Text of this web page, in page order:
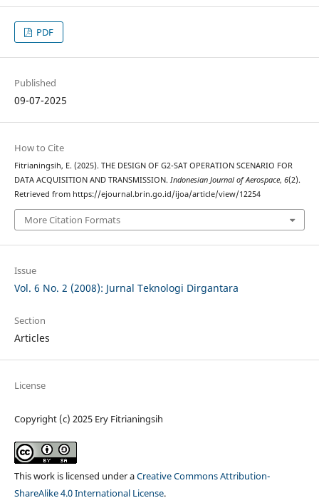
PDF
Published
09-07-2025
How to Cite
Fitrianingsih, E. (2025). THE DESIGN OF G2-SAT OPERATION SCENARIO FOR
DATA ACQUISITION AND TRANSMISSION. Indonesian Journal of Aerospace, 6(2).
Retrieved from https://ejournal.brin.go.id/ijoa/article/view/12254
More Citation Formats
Issue
Vol. 6 No. 2 (2008): Jurnal Teknologi Dirgantara
Section
Articles
License
Copyright (c) 2025 Ery Fitrianingsih
This work is licensed under aCreative Commons Attribution-
ShareAlike 4.0 International License.